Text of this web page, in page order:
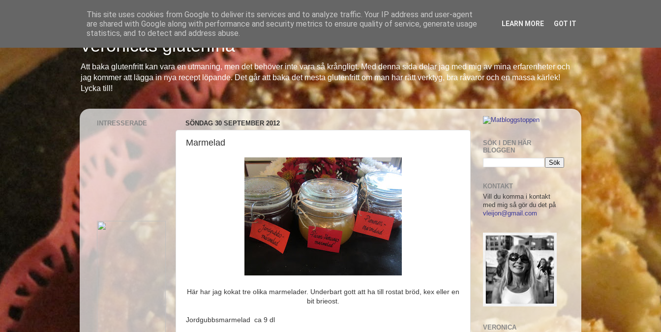
Veronicas glutenfria
Att baka glutenfritt kan vara en utmaning, men det behöver inte vara så krångligt. Med denna sida delar jag med mig av mina erfarenheter och
jag kommer att lägga in nya recept löpande. Det går att baka det mesta glutenfritt om man har rätt verktyg, bra råvaror och en massa kärlek!
Lycka till!
SÖNDAG 30 SEPTEMBER 2012
Marmelad
Här har jag kokat tre olika marmelader. Underbart gott att ha till rostat bröd, kex eller en
bit brieost.
Jordgubbsmarmelad ca 9 dl
INTRESSERADE
SÖK I DEN HÄR
BLOGGEN
KONTAKT
Vill du komma i kontakt
med mig så gör du det på
vleijon@gmail.com
VERONICA
This site uses cookies from Google to deliver its services and to analyze traffic. Your IP address and user-agent
are shared with Google along with performance and security metrics to ensure quality of service, generate usage
statistics, and to detect and address abuse.
LEARN MORE GOT IT